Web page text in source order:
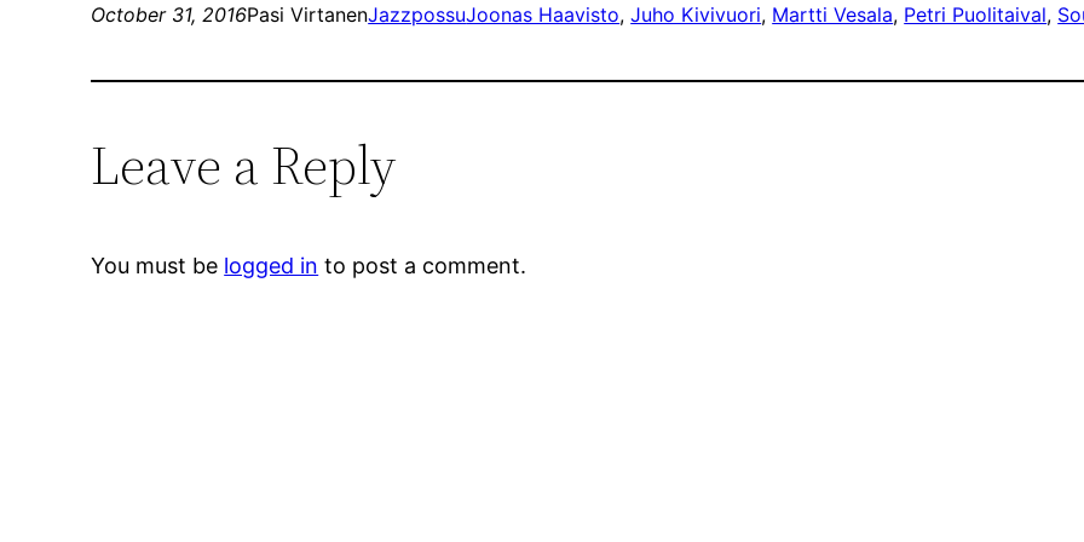
October 31, 2016Pasi VirtanenJazzpossuJoonas Haavisto, Juho Kivivuori, Martti Vesala, Petri Puolitaival,
Leave a Reply
You must be logged in to post a comment.